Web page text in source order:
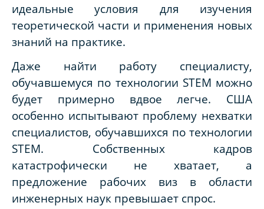
идеальные условия для изучения
теоретической части и применения новых
знаний на практике.
Даже найти работу специалисту,
обучавшемуся по технологии STEM можно
будет примерно вдвое легче. США
особенно испытывают проблему нехватки
специалистов, обучавшихся по технологии
STEM. Собственных кадров
катастрофически не хватает, а
предложение рабочих виз в области
инженерных наук превышает спрос.